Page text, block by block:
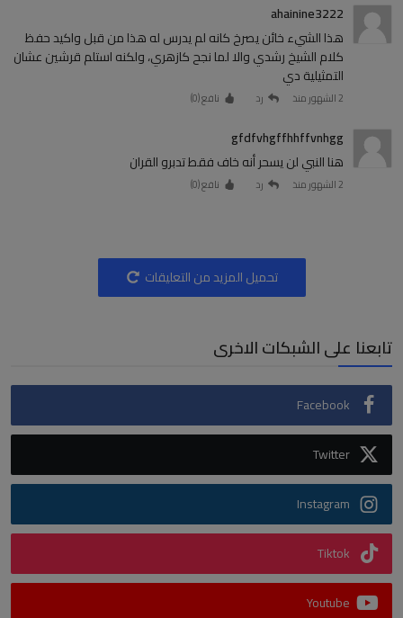
ahainine3222
هذا الشيء خائن يصرخ كانه لم يدرس له هذا من قبل واكيد حفظ
كلام الشيخ رشدي والا لما نجح كازهري، ولكنه استلم قرشين عشان
التمثيلية دي
2 الشهور منذ رد نافع (0
)
gfdfvhgffhhffvnhgg
هنا النبي لن يسحر أنه خاف فقط تدبرو القران
2 الشهور منذ رد نافع (0
)
تحميل المزيد من التعليقات
تابعنا على الشبكات الاخرى
Facebook
Twitter
Instagram
Tiktok
Youtube